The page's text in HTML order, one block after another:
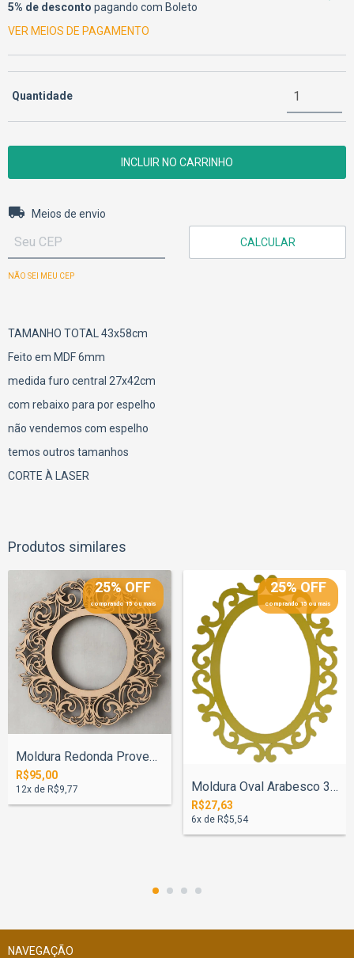
5% de desconto pagando com Boleto
VER MEIOS DE PAGAMENTO
Quantidade
Entregas para o CEP:
Meios de envio
CALCULAR
NÃO SEI MEU CEP
TAMANHO TOTAL 43x58cm
Feito em MDF 6mm
medida furo central 27x42cm
com rebaixo para por espelho
não vendemos com espelho
temos outros tamanhos
CORTE À LASER
Produtos similares
25% OFF
comprando 15 ou mais
Moldura Redonda Provençal 60cm - Pintado
R$95,00
12x de R$9,77
25% OFF
comprando 15 ou mais
Moldura Oval Arabesco 32cm Com Fundo Pin...
R$27,63
6x de R$5,54
NAVEGAÇÃO